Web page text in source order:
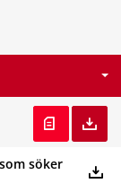
söker